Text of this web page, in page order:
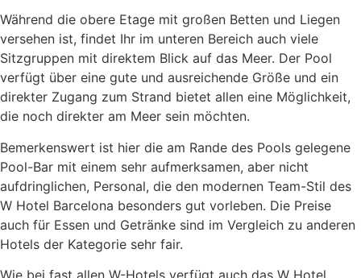
Während die obere Etage mit großen Betten und Liegen
versehen ist, findet Ihr im unteren Bereich auch viele
Sitzgruppen mit direktem Blick auf das Meer. Der Pool
verfügt über eine gute und ausreichende Größe und ein
direkter Zugang zum Strand bietet allen eine Möglichkeit,
die noch direkter am Meer sein möchten.
Bemerkenswert ist hier die am Rande des Pools gelegene
Pool-Bar mit einem sehr aufmerksamen, aber nicht
aufdringlichen, Personal, die den modernen Team-Stil des
W Hotel Barcelona besonders gut vorleben. Die Preise
auch für Essen und Getränke sind im Vergleich zu anderen
Hotels der Kategorie sehr fair.
Wie bei fast allen W-Hotels verfügt auch das W Hotel